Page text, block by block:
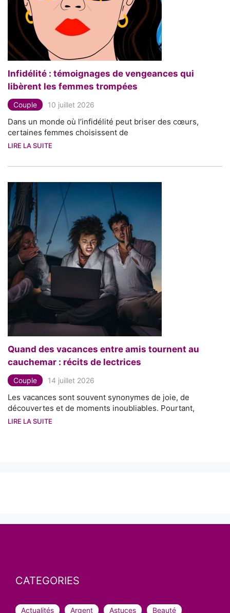
Infidélité : témoignages de vengeances qui
libèrent les femmes trompées
Couple 10 juillet 2026
Dans un monde où l’infidélité peut briser des cœurs,
certaines femmes choisissent de
LIRE LA SUITE
Quand des vacances entre amis tournent au
cauchemar : récits de lectrices
Couple 14 juillet 2026
Les vacances sont souvent synonymes de joie, de
découvertes et de moments inoubliables. Pourtant,
LIRE LA SUITE
CATEGORIES
Actualités Argent Astuces Beauté